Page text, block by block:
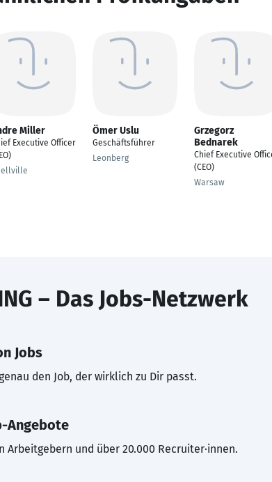
Miller
Executive Officer
Ömer Uslu
Geschäftsführer
Leonberg
Grzegorz
Bednarek
Chief Executive
(CEO)
Warsaw
– Das Jobs-Netzwerk
Jobs
den Job, der wirklich zu Dir passt.
Angebote
Arbeitgebern und über 20.000 Recruiter·innen.